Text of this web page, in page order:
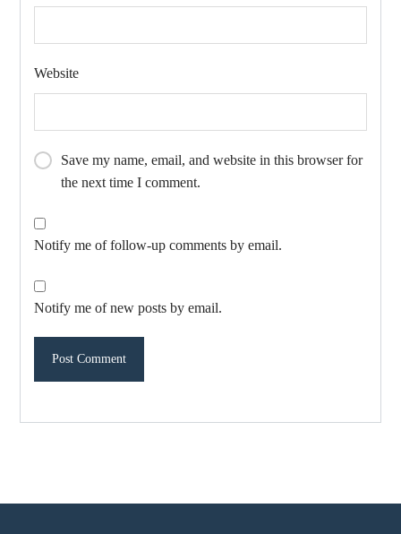
Website
Save my name, email, and website in this browser for
the next time I comment.
Notify me of follow-up comments by email.
Notify me of new posts by email.